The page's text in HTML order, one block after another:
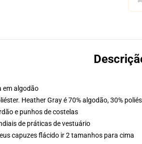
em algodão
Heather Gray é 70% algodão, 30%
e punhos de costelas
de práticas de vestuário
capuzes flácido ir 2 tamanhos para cima